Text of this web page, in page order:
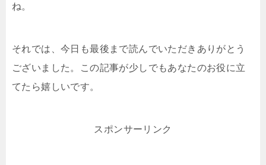
ね。
それでは、今日も最後まで読んでいただきありがとう
ございました。この記事が少しでもあなたのお役に立
てたら嬉しいです。
スポンサーリンク